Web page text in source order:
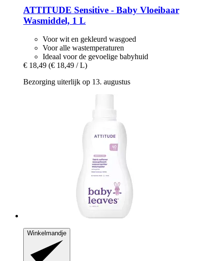
ATTITUDE Sensitive -​ Baby Vloeibaar
Wasmiddel, 1 L
Voor wit en gekleurd wasgoed
Voor alle wastemperaturen
Ideaal voor de gevoelige babyhuid
€ 18,49 (€ 18,49 / L)
Bezorging uiterlijk op 13. augustus
Winkelmandje